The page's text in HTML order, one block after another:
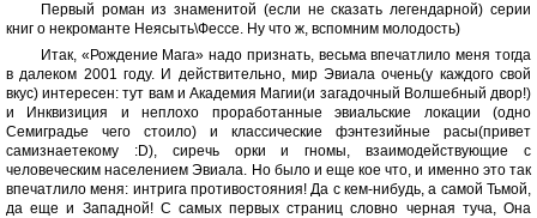
Первый роман из знаменитой (если не сказать легендарной) серии
книг о некроманте Неясыть\Фессе. Ну что ж, вспомним молодость)
Итак, «Рождение Мага» надо признать, весьма впечатлило меня тогда
в далеком 2001 году. И действительно, мир Эвиала очень(у каждого свой
вкус) интересен: тут вам и Академия Магии(и загадочный Волшебный двор!)
и Инквизиция и неплохо проработанные эвиальские локации (одно
Семиградье чего стоило) и классические фэнтезийные расы(привет
самизнаетекому :D), сиречь орки и гномы, взаимодействующие с
человеческим населением Эвиала. Но было и еще кое что, и именно это так
впечатлило меня: интрига противостояния! Да с кем-нибудь, а самой Тьмой,
да еще и Западной! С самых первых страниц словно черная туча, Она